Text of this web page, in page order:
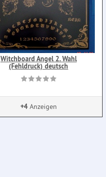
Witchboard Angel 2. Wahl
(Fehldruck) deutsch
+4Anzeigen